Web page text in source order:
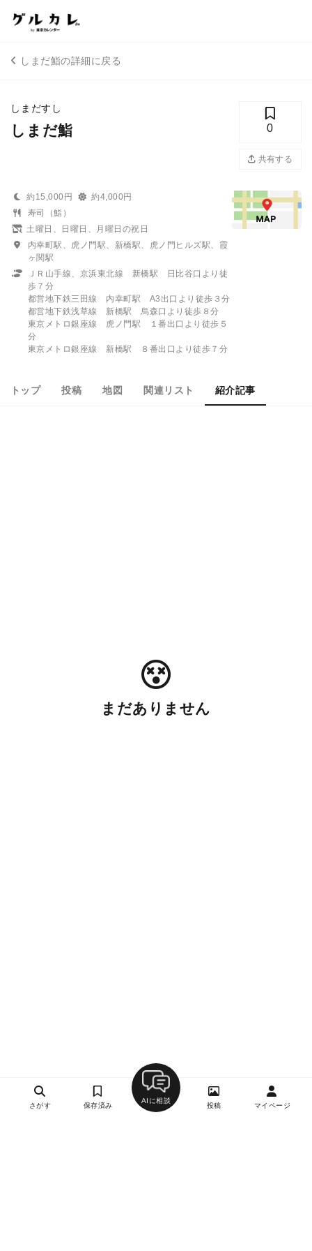
しまだ鮨の詳細に戻る
しまだすし
しまだ鮨 0
共有する
約15,000円
約4,000円
寿司（鮨）
土曜日、日曜日、月曜日の祝日
内幸町駅、虎ノ門駅、新橋駅、虎ノ門ヒルズ駅、霞
ヶ関駅
ＪＲ山手線、京浜東北線 新橋駅 日比谷口より徒
歩７分
都営地下鉄三田線 内幸町駅 A3出口より徒歩３分
都営地下鉄浅草線 新橋駅 烏森口より徒歩８分
東京メトロ銀座線 虎ノ門駅 １番出口より徒歩５
分
東京メトロ銀座線 新橋駅 ８番出口より徒歩７分
トップ 投稿 地図 関連リスト 紹介記事
まだありません
さがす 保存済み
AIに相談
投稿 マイページ